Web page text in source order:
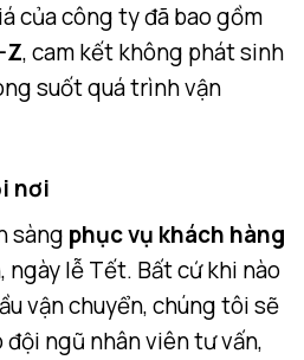
của công ty đã bao gồm
Z, cam kết không phát sinh
suốt quá trình vận
nơi
sàng phục vụ khách hàng
ngày lễ Tết. Bất cứ khi nào
vận chuyển, chúng tôi sẽ
ngũ nhân viên tư vấn,